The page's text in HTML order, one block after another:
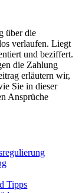
über die
verlaufen. Liegt
und beziffert.
die Zahlung
erläutern wir,
Sie in dieser
Ansprüche
Tipps